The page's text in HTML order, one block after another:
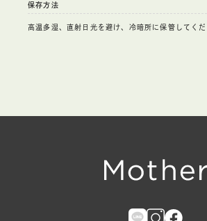
保存方法
高温多湿、直射日光を避け、冷暗所に保管してくだ